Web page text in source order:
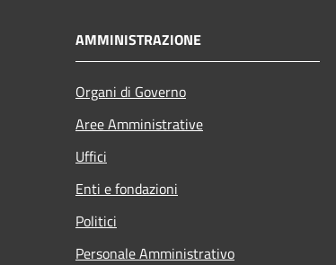
AMMINISTRAZIONE
Organi di Governo
Aree Amministrative
Uffici
Enti e fondazioni
Politici
Personale Amministrativo